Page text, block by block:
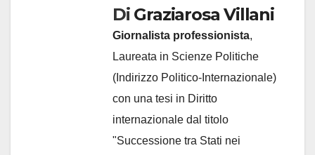
Di Graziarosa Villani
Giornalista professionista,
Laureata in Scienze Politiche
(Indirizzo Politico-Internazionale)
con una tesi in Diritto
internazionale dal titolo
"Successione tra Stati nei